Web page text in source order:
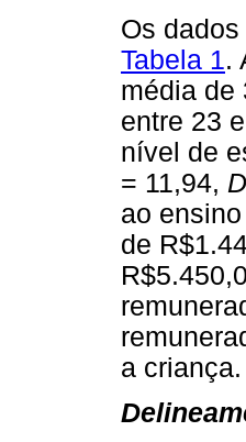
Os
Tabela 1.
média de
entre 23
nível de
= 11,94,
ao
de
a criança.